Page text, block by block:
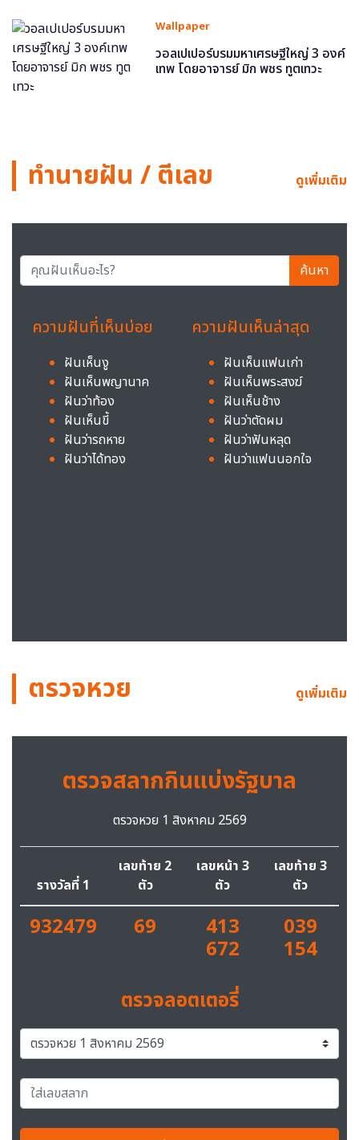
Wallpaper
วอลเปเปอร์บรมมหาเศรษฐีใหญ่ 3 องค์
เทพ โดยอาจารย์ มิก พชร ทูตเทวะ
ทำนายฝัน / ตีเลข ดูเพิ่มเติม
ค้นหา
ความฝันที่เห็นบ่อย
ฝันเห็นงู
ฝันเห็นพญานาค
ฝันว่าท้อง
ฝันเห็นขี้
ฝันว่ารถหาย
ฝันว่าได้ทอง
ความฝันเห็นล่าสุด
ฝันเห็นแฟนเก่า
ฝันเห็นพระสงฆ์
ฝันเห็นช้าง
ฝันว่าตัดผม
ฝันว่าฟันหลุด
ฝันว่าแฟนนอกใจ
ตรวจหวย ดูเพิ่มเติม
ตรวจสลากกินแบ่งรัฐบาล
ตรวจหวย 1 สิงหาคม 2569
รางวัลที่ 1
เลขท้าย 2
ตัว
เลขหน้า 3
ตัว
เลขท้าย 3
ตัว
932479 69 413
672
039
154
ตรวจลอตเตอรี่